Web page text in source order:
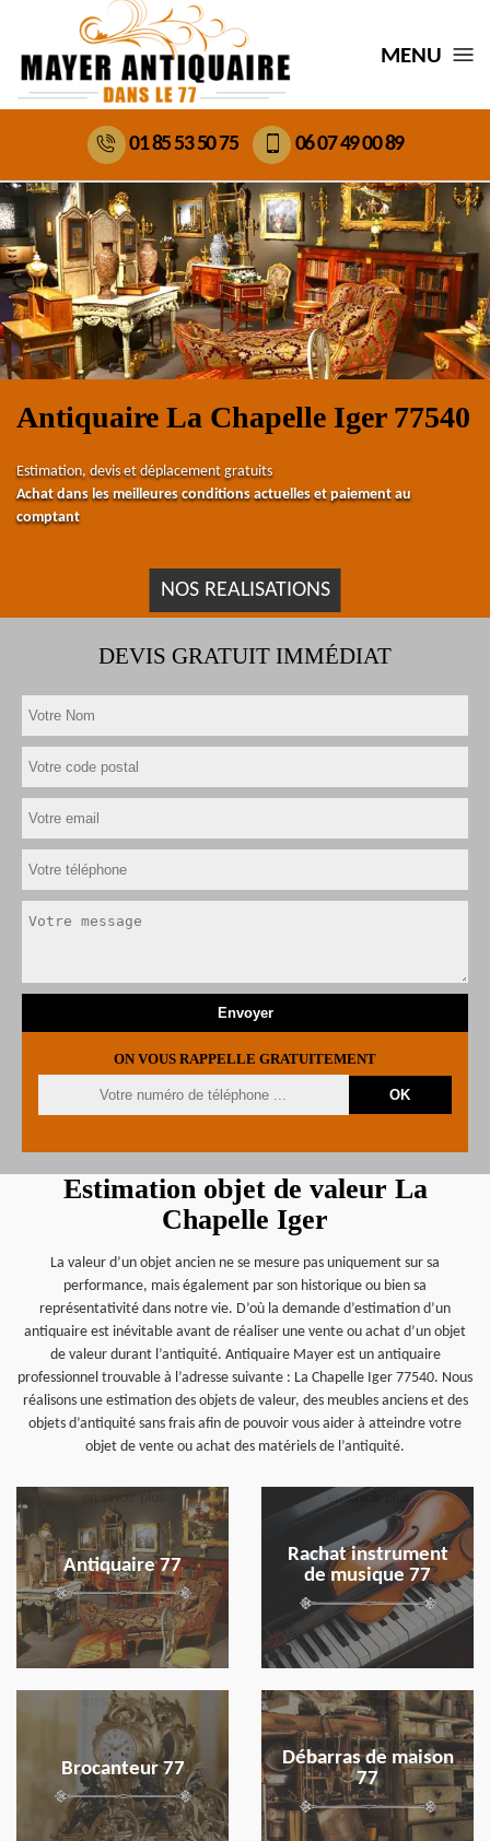
MENU
01 85 53 50 75 06 07 49 00 89
Antiquaire La Chapelle Iger 77540
Estimation, devis et déplacement gratuits
Achat dans les meilleures conditions actuelles et paiement au
comptant
NOS REALISATIONS
DEVIS GRATUIT IMMÉDIAT
ON VOUS RAPPELLE GRATUITEMENT
Estimation objet de valeur La
Chapelle Iger
La valeur d’un objet ancien ne se mesure pas uniquement sur sa
performance, mais également par son historique ou bien sa
représentativité dans notre vie. D’où la demande d’estimation d’un
antiquaire est inévitable avant de réaliser une vente ou achat d’un objet
de valeur durant l’antiquité. Antiquaire Mayer est un antiquaire
professionnel trouvable à l’adresse suivante : La Chapelle Iger 77540. Nous
réalisons une estimation des objets de valeur, des meubles anciens et des
objets d’antiquité sans frais afin de pouvoir vous aider à atteindre votre
objet de vente ou achat des matériels de l’antiquité.
Antiquaire 77
en savoir plus
Rachat instrument
de musique 77
en savoir plus
Brocanteur 77
en savoir plus
Débarras de maison
77
en savoir plus